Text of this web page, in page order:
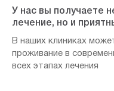
У нас вы получаете
лечение, но и
В наших клиниках
проживание в
всех этапах лечения